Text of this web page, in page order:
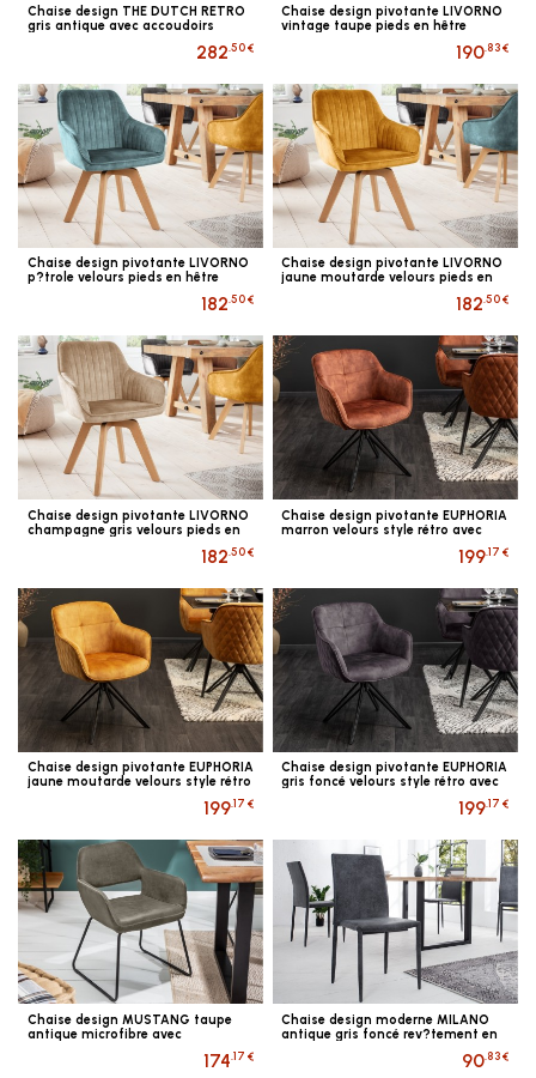
Chaise design THE DUTCH RETRO
gris antique avec accoudoirs
282.50 €
Chaise design pivotante LIVORNO
vintage taupe pieds en hêtre
190.83 €
Chaise design pivotante LIVORNO
p?trole velours pieds en hêtre
182.50 €
Chaise design pivotante LIVORNO
jaune moutarde velours pieds en
182.50 €
Chaise design pivotante LIVORNO
champagne gris velours pieds en
182.50 €
Chaise design pivotante EUPHORIA
marron velours style rétro avec
199.17 €
Chaise design pivotante EUPHORIA
jaune moutarde velours style rétro
199.17 €
Chaise design pivotante EUPHORIA
gris foncé velours style rétro avec
199.17 €
Chaise design MUSTANG taupe
antique microfibre avec
174.17 €
Chaise design moderne MILANO
antique gris foncé rev?tement en
90.83 €